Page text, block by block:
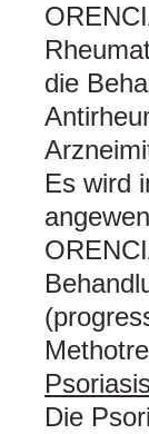
die
Es wird
Die